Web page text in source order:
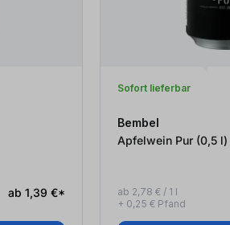
ab 1,39 €*
Sofort lieferbar
Bembel
Apfelwein Pur (0,5 l)
ab 2,78 € / 1 l
+ 0,25 € Pfand